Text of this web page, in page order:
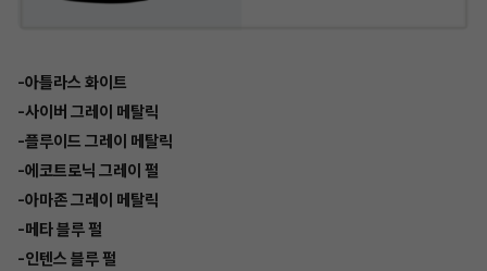
-아틀라스 화이트
-사이버 그레이 메탈릭
-플루이드 그레이 메탈릭
-에코트로닉 그레이 펄
-아마존 그레이 메탈릭
-메타 블루 펄
-인텐스 블루 펄